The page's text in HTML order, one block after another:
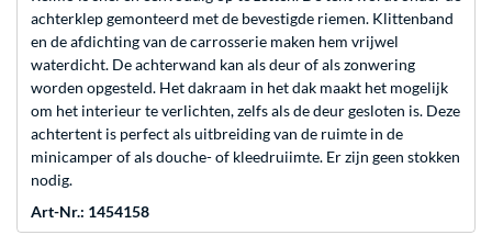
achterklep gemonteerd met de bevestigde riemen. Klittenband
en de afdichting van de carrosserie maken hem vrijwel
waterdicht. De achterwand kan als deur of als zonwering
worden opgesteld. Het dakraam in het dak maakt het mogelijk
om het interieur te verlichten, zelfs als de deur gesloten is. Deze
achtertent is perfect als uitbreiding van de ruimte in de
minicamper of als douche- of kleedruiimte. Er zijn geen stokken
nodig.
Art-Nr.: 1454158